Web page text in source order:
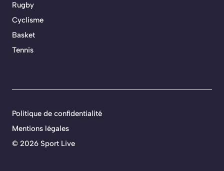
Rugby
Cyclisme
Basket
Tennis
© 2026 Sport Live
Politique de confidentialité
Mentions légales